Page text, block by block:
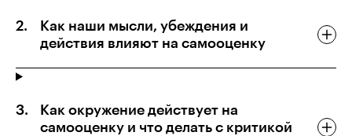
Как наши мысли, убеждения и
действия влияют на самооценку
Как окружение действует на
самооценку и что делать с критикой